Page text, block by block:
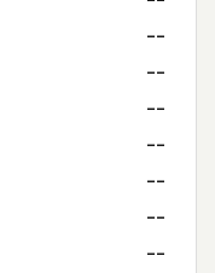
--
--
--
--
--
--
--